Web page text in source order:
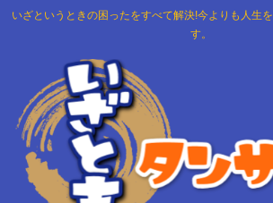
いざというときの困ったをすべて解決!今よりも人生
す。